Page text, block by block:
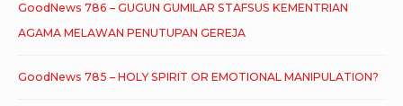
GoodNews 786 – GUGUN GUMILAR STAFSUS KEMENTRIAN
AGAMA MELAWAN PENUTUPAN GEREJA
GoodNews 785 – HOLY SPIRIT OR EMOTIONAL MANIPULATION?